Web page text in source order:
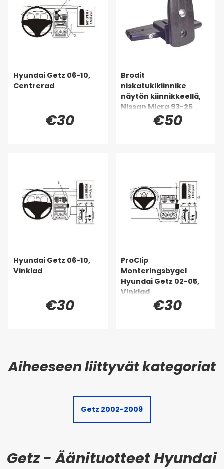
Hyundai Getz 06-10,
Centrerad
€30
Brodit
niskatukikiinnike
näytön kiinnikkeellä,
Nissan Micra 93-26
€50
Hyundai Getz 06-10,
Vinklad
€30
ProClip
Monteringsbygel
Hyundai Getz 02-05,
Vinklad
€30
Getz 2002-2009
Getz - Äänituotteet Hyundai